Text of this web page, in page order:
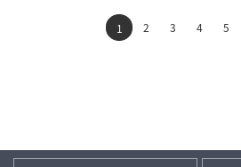
1 2 3 4 5